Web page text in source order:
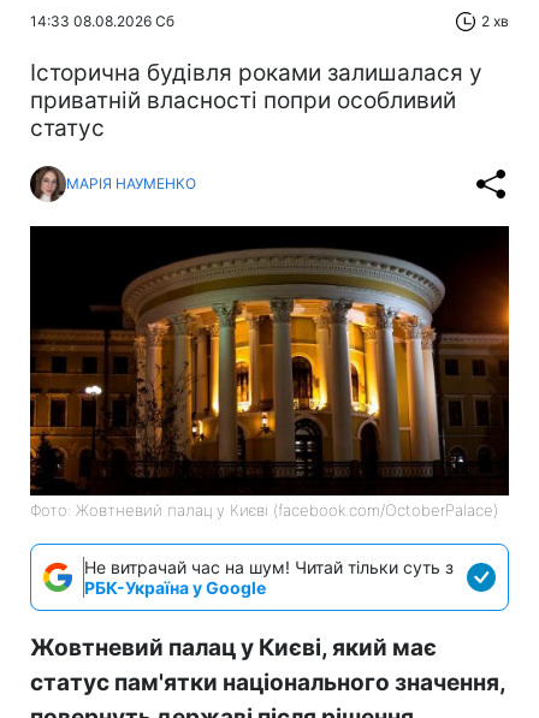
14:33 08.08.2026 Сб 2 хв
Історична будівля роками залишалася у
приватній власності попри особливий
статус
МАРІЯ НАУМЕНКО
Фото: Жовтневий палац у Києві (facebook.com/OctoberPalace)
Не витрачай час на шум! Читай тільки суть з
РБК-Україна у Google
Жовтневий палац у Києві, який має
статус пам'ятки національного значення,